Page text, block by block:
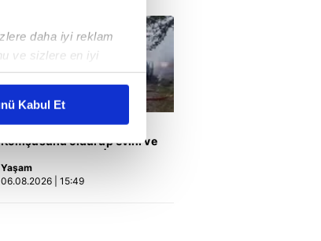
daha iyi reklam
ve sizlere en iyi
karşılamak
Bu
sunulması
Kabul Et
Kastamonu'da vahşet!
Komşusunu öldürüp evini ve
Yaşam
06.08.2026 | 15:49